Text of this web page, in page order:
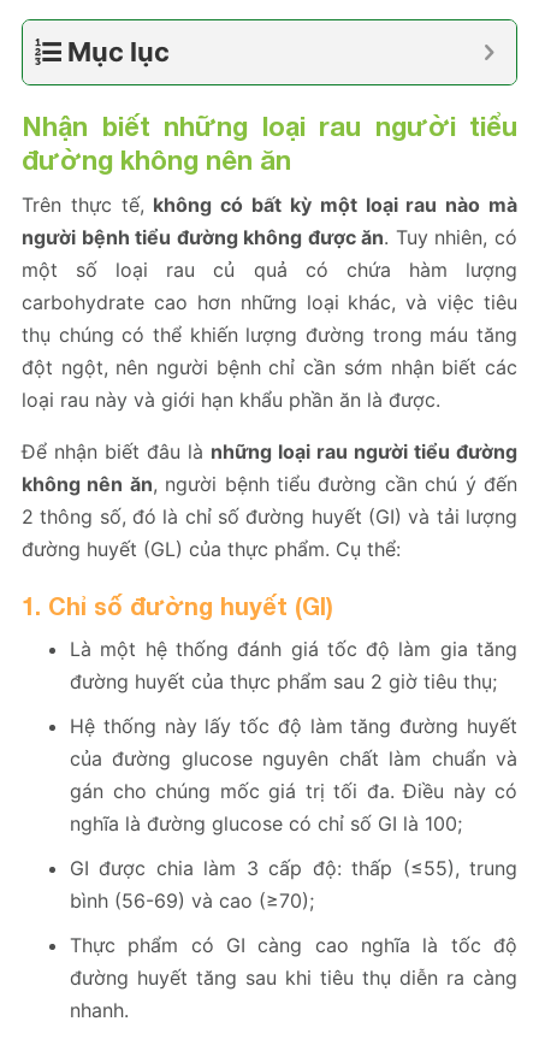
Mục lục
Nhận biết những loại rau người tiểu
đường không nên ăn
Trên thực tế, không có bất kỳ một loại rau nào mà
người bệnh tiểu đường không được ăn. Tuy nhiên, có
một số loại rau củ quả có chứa hàm lượng
carbohydrate cao hơn những loại khác, và việc tiêu
thụ chúng có thể khiến lượng đường trong máu tăng
đột ngột, nên người bệnh chỉ cần sớm nhận biết các
loại rau này và giới hạn khẩu phần ăn là được.
Để nhận biết đâu là những loại rau người tiểu đường
không nên ăn, người bệnh tiểu đường cần chú ý đến
2 thông số, đó là chỉ số đường huyết (GI) và tải lượng
đường huyết (GL) của thực phẩm. Cụ thể:
1. Chỉ số đường huyết (GI)
Là một hệ thống đánh giá tốc độ làm gia tăng
đường huyết của thực phẩm sau 2 giờ tiêu thụ;
Hệ thống này lấy tốc độ làm tăng đường huyết
của đường glucose nguyên chất làm chuẩn và
gán cho chúng mốc giá trị tối đa. Điều này có
nghĩa là đường glucose có chỉ số GI là 100;
GI được chia làm 3 cấp độ: thấp (≤55), trung
bình (56-69) và cao (≥70);
Thực phẩm có GI càng cao nghĩa là tốc độ
đường huyết tăng sau khi tiêu thụ diễn ra càng
nhanh.